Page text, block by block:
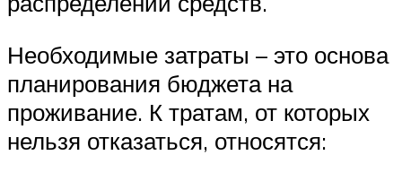
Необходимые затраты – это основа
планирования бюджета на
проживание. К тратам, от которых
нельзя отказаться, относятся: